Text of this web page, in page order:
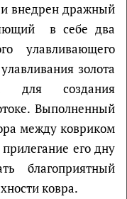
и внедрен дражный
в себе два
улавливающего
золота
для создания
Выполненный
между ковриком
его дну
благоприятный
ковра.